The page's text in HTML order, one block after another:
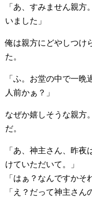
「あ、すみません親方
いました」
俺は親方にどやしつけ
た。
「ふ。お堂の中で一
人前かぁ？」
なぜか嬉しそうな親方
だ。
「あ、神主さん、昨
けていただいて。」
「はぁ？なんですかそ
「え？だって神主さ